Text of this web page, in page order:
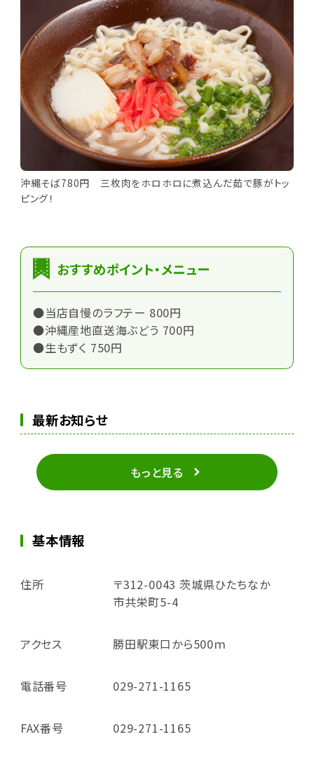
沖縄そば780円 三枚肉をホロホロに煮込んだ茹で豚がトッ
ピング！
おすすめポイント・メニュー
●当店自慢のラフテー 800円
●沖縄産地直送海ぶどう 700円
●生もずく 750円
最新お知らせ
もっと見る
基本情報
住所
〒312-0043 茨城県ひたちなか
市共栄町5-4
アクセス 勝田駅東口から500ｍ
電話番号 029-271-1165
FAX番号 029-271-1165